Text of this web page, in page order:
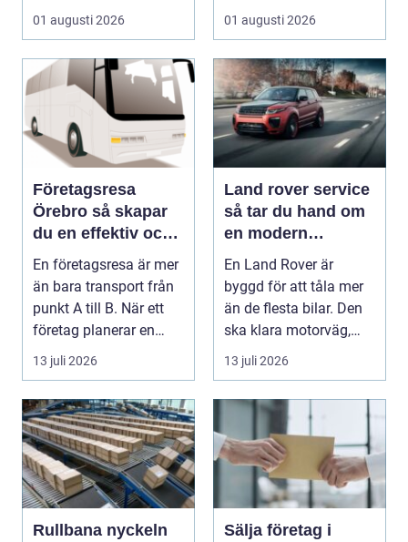
01 augusti 2026 01 augusti 2026
Företagsresa
Örebro så skapar
du en effektiv och
minnesvärd resa
En företagsresa är mer
än bara transport från
punkt A till B. När ett
företag planerar en
resa för m...
13 juli 2026
Land rover service
så tar du hand om
en modern
klassiker
En Land Rover är
byggd för att tåla mer
än de flesta bilar. Den
ska klara motorväg,
stadstrafik, gru...
13 juli 2026
Rullbana nyckeln
Sälja företag i